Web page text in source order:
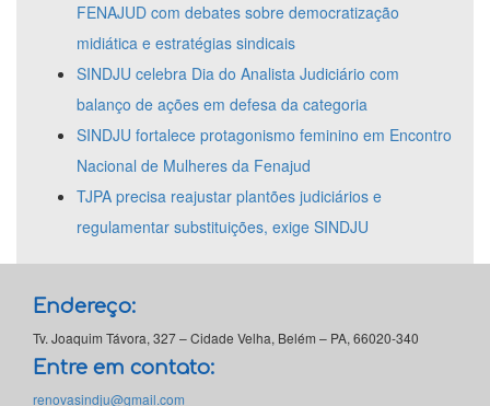
FENAJUD com debates sobre democratização
midiática e estratégias sindicais
SINDJU celebra Dia do Analista Judiciário com
balanço de ações em defesa da categoria
SINDJU fortalece protagonismo feminino em Encontro
Nacional de Mulheres da Fenajud
TJPA precisa reajustar plantões judiciários e
regulamentar substituições, exige SINDJU
Endereço:
Tv. Joaquim Távora, 327 – Cidade Velha, Belém – PA, 66020-340
Entre em contato:
renovasindju@gmail.com